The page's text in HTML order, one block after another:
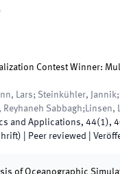
Contest Winner:
Lars; Steinkühler,
Sabbagh;Linsen,
and Applications, 44(1),
| Peer reviewed
of Oceanographic